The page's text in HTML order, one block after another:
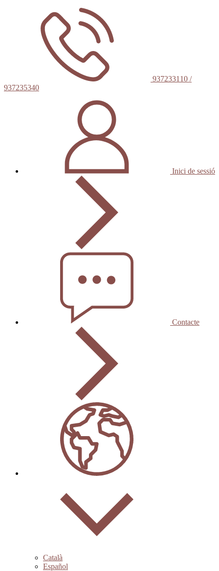
937233110 /
937235340
Inici de sessió
Contacte
Català
Español